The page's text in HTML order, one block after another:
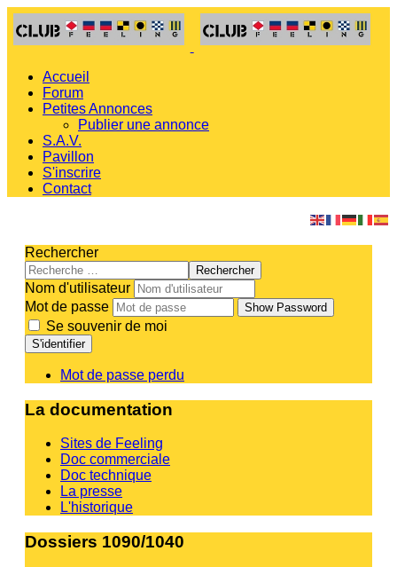
Accueil
Forum
Petites Annonces
Publier une annonce
S.A.V.
Pavillon
S'inscrire
Contact
Rechercher
Rechercher
Nom d'utilisateur
Mot de passe
Show Password
Se souvenir de moi
S'identifier
Mot de passe perdu
La documentation
Sites de Feeling
Doc commerciale
Doc technique
La presse
L'historique
Dossiers 1090/1040